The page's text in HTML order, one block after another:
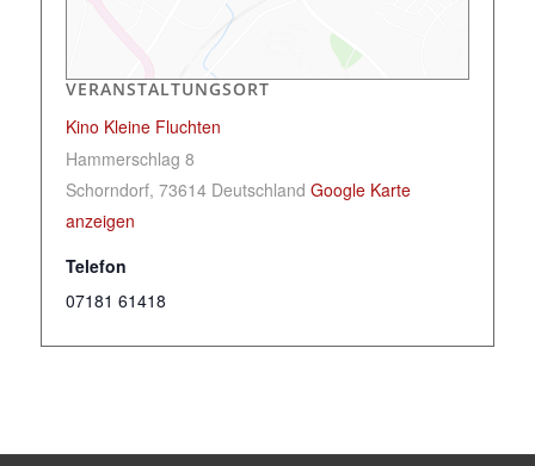
VERANSTALTUNGSORT
Kino Kleine Fluchten
Hammerschlag 8
Schorndorf, 73614 Deutschland Google Karte
anzeigen
Telefon
07181 61418